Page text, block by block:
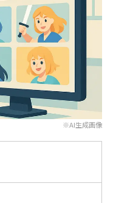
※AI生成画像